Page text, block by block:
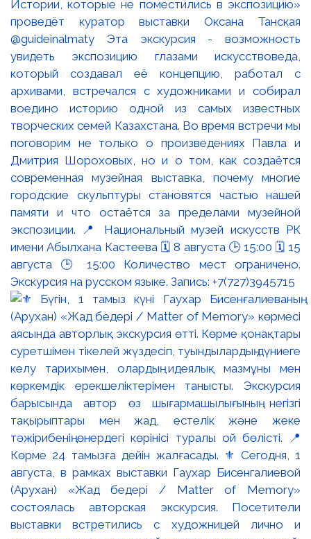
Истории, которые не поместились в экспозицию»
проведёт куратор выставки Оксана Танская
@guideinalmaty Эта экскурсия - возможность
увидеть экспозицию глазами искусствоведа,
который создавал её концепцию, работал с
архивами, встречался с художниками и собирал
воедино историю одной из самых известных
творческих семей Казахстана. Во время встречи мы
поговорим не только о произведениях Павла и
Дмитрия Шороховых, но и о том, как создаётся
современная музейная выставка, почему многие
городские скульптуры становятся частью нашей
памяти и что остаётся за пределами музейной
экспозиции. 📍 Национальный музей искусств РК
имени Абылхана Кастеева 🗓 8 августа 🕒 15:00 🗓 15
августа 🕒 15:00 Количество мест ограничено.
Экскурсия на русском языке. Запись: +7(727)3945715